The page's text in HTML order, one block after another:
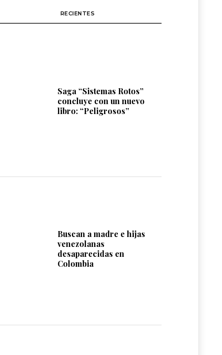
RECIENTES
Saga “Sistemas Rotos”
concluye con un nuevo
libro: “Peligrosos”
Buscan a madre e hijas
venezolanas
desaparecidas en
Colombia